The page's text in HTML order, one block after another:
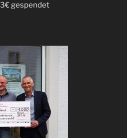
gespendet